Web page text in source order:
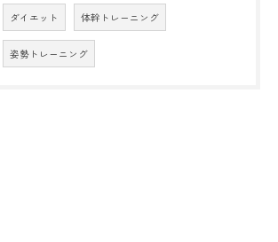
ダイエット 体幹トレーニング
姿勢トレーニング